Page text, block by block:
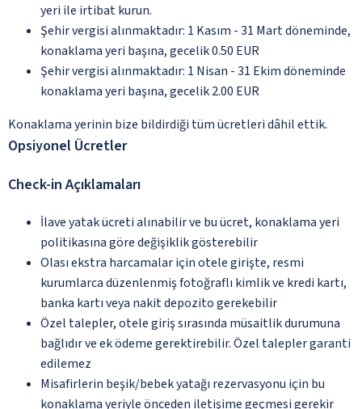
yeri ile irtibat kurun.
Şehir vergisi alınmaktadır: 1 Kasım - 31 Mart döneminde,
konaklama yeri başına, gecelik 0.50 EUR
Şehir vergisi alınmaktadır: 1 Nisan - 31 Ekim döneminde
konaklama yeri başına, gecelik 2.00 EUR
Konaklama yerinin bize bildirdiği tüm ücretleri dâhil ettik.
Opsiyonel Ücretler
Check-in Açıklamaları
İlave yatak ücreti alınabilir ve bu ücret, konaklama yeri
politikasına göre değişiklik gösterebilir
Olası ekstra harcamalar için otele girişte, resmi
kurumlarca düzenlenmiş fotoğraflı kimlik ve kredi kartı,
banka kartı veya nakit depozito gerekebilir
Özel talepler, otele giriş sırasında müsaitlik durumuna
bağlıdır ve ek ödeme gerektirebilir. Özel talepler garanti
edilemez
Misafirlerin beşik/bebek yatağı rezervasyonu için bu
konaklama yeriyle önceden iletişime geçmesi gerekir